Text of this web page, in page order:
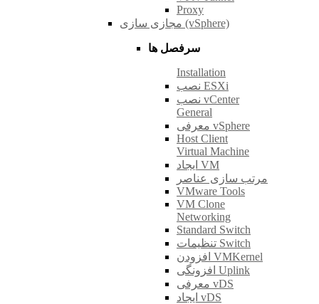
Proxy
مجازی سازی (vSphere)
سرفصل ها
Installation
نصب ESXi
نصب vCenter
General
معرفی vSphere
Host Client
Virtual Machine
ایجاد VM
مرتب سازی عناصر
VMware Tools
VM Clone
Networking
Standard Switch
تنظیمات Switch
افزودن VMKernel
افزونگی Uplink
معرفی vDS
ایجاد vDS